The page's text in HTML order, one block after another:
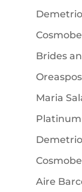
Brides
Maria
Platinum
Aire